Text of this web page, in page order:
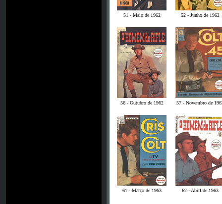
51 - Maio de 1962 52 - Junho de 1962
56 - Outubro de 1962 57 - Novembro de
61 - Março de 1963 62 - Abril de 1963